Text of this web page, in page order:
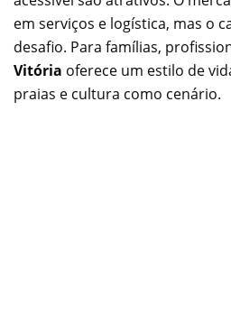
em serviços e logística, mas o
desafio. Para famílias,
Vitória oferece um estilo de
praias e cultura como cenário.